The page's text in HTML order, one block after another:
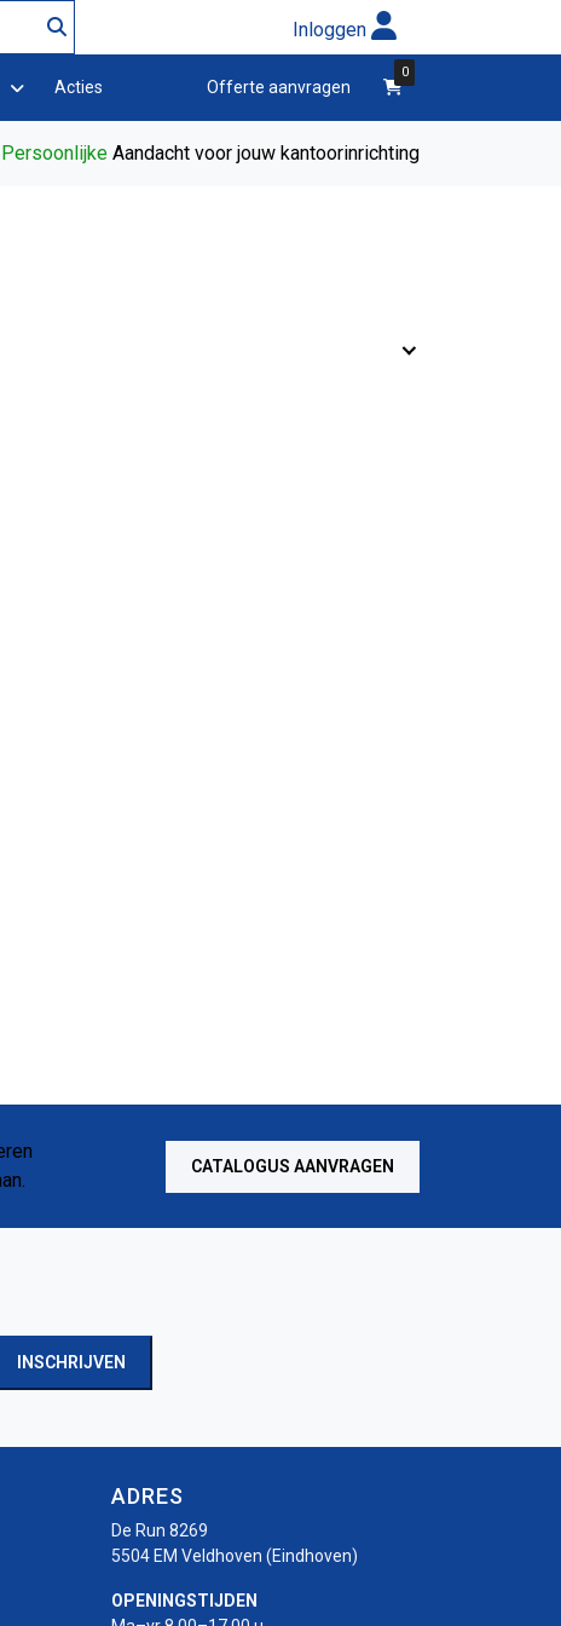
Inloggen
Acties winkelwagen
0
Offerte aanvragen
Persoonlijke Aandacht voor jouw kantoorinrichting
CATALOGUS AANVRAGEN
INSCHRIJVEN
ADRES
De Run 8269
5504 EM Veldhoven (Eindhoven)
OPENINGSTIJDEN